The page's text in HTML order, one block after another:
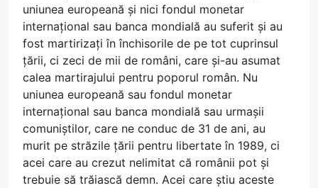
uniunea europeană și nici fondul monetar
internațional sau banca mondială au suferit și au
fost martirizați în închisorile de pe tot cuprinsul
țării, ci zeci de mii de români, care și-au asumat
calea martirajului pentru poporul român. Nu
uniunea europeană sau fondul monetar
internațional sau banca mondială sau urmașii
comuniștilor, care ne conduc de 31 de ani, au
murit pe străzile țării pentru libertate în 1989, ci
acei care au crezut nelimitat că românii pot și
trebuie să trăiască demn. Acei care știu aceste